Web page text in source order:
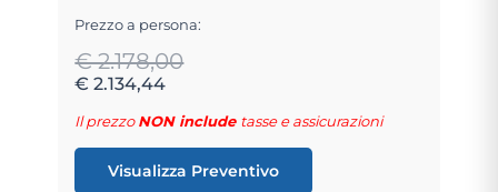
Prezzo a persona:
€ 2.178,00
€ 2.134,44
Il prezzoNON include tasse e assicurazioni
Visualizza Preventivo